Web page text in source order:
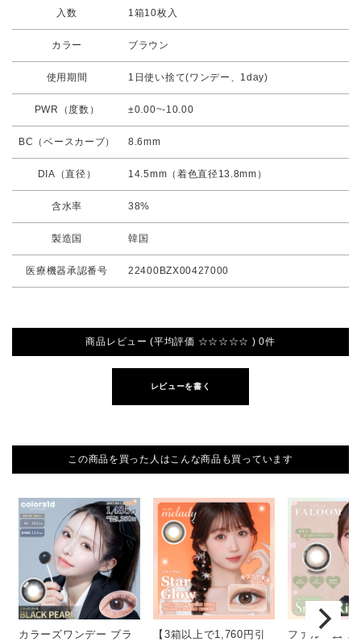
入数 1箱10枚入
カラー ブラウン
使用期間 1日使い捨て(ワンデー、1day)
PWR（度数） ±0.00~-10.00
BC（ベースカーブ） 8.6mm
DIA（直径） 14.5mm（着色直径13.8mm）
含水率 38%
製造国 韓国
医療機器承認番号 22400BZX00427000
商品レビュー (平均評価 ☆☆☆☆☆ ) 0件
レビューを書く
この商品を買った人はこんな商品も買っています
カラーズワンデー ブラ
【3箱以上で1,760円引
ファルーム ス